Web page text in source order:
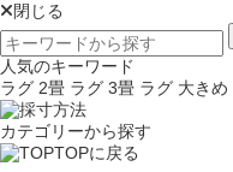
閉じる
人気のキーワード
ラグ 2畳 ラグ 3畳 ラグ 大きめ
カテゴリーから探す
TOPに戻る